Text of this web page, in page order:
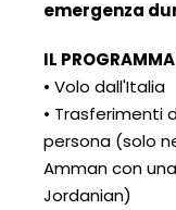
emergenza
IL
• Volo dall'Italia
• Trasferimenti
persona (solo
Amman con
Jordanian)